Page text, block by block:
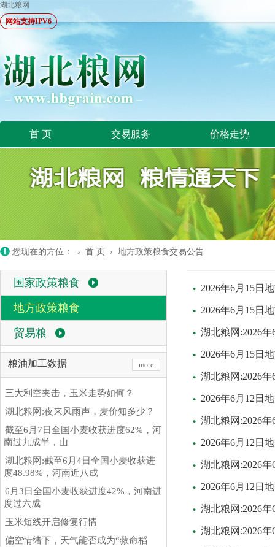
湖北粮网
网站支持IPV6
首 页 交易服务 价格走势
您现在的方位： › 首 页 › 地方政策粮食交易公告
国家政策粮食
地方政策粮食
贸易粮
粮油加工数据 more
三大利空夹击，玉米走势如何？
湖北粮网:夜来风雨声，麦价知多少？
截至6月7日全国小麦收获进度62%，河
南过九成半，山
湖北粮网:截至6月4日全国小麦收获进
度48.98%，河南近八成
6月3日全国小麦收获进度42%，河南进
度过六成
玉米短线开启修复行情
偏空情绪下，天气能否成为“救命稻
2026年6月15日
2026年6月15日
湖北粮网:2026
2026年6月15日
湖北粮网:2026
2026年6月12日
湖北粮网:2026
2026年6月12日
湖北粮网:2026
2026年6月12日
湖北粮网:2026
湖北粮网:2026